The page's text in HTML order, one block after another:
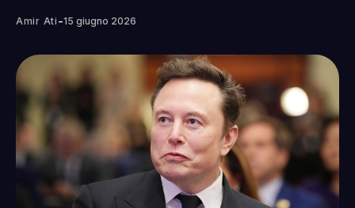
Amir Ati -15 giugno 2026